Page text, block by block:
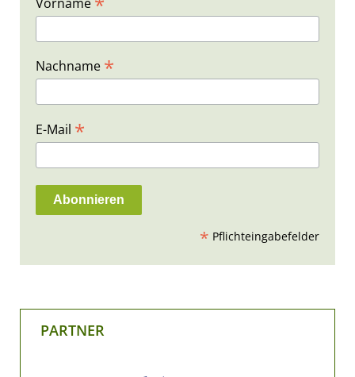
Nachname *
E-Mail *
* Pflichteingabefelder
PARTNER